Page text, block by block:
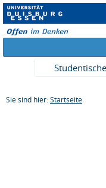
Sie sind hier: Startseite